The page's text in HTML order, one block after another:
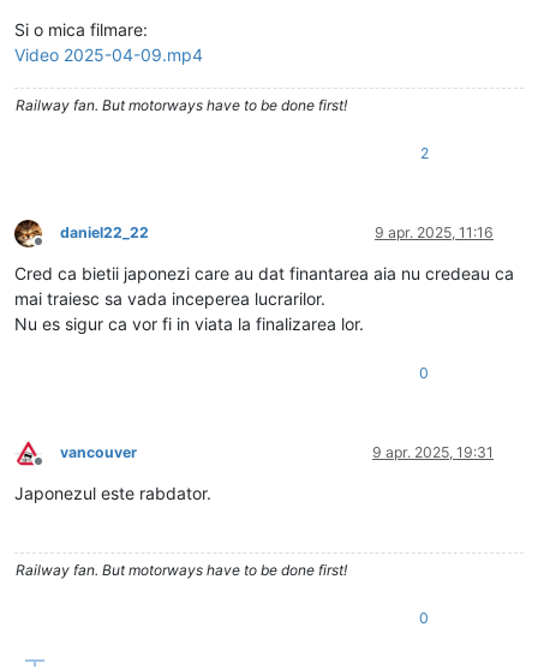
Si o mica filmare:
Video 2025-04-09.mp4
Railway fan. But motorways have to be done first!
2
Deconectat
daniel22_22 9 apr. 2025, 11:16
Cred ca bietii japonezi care au dat finantarea aia nu credeau ca
mai traiesc sa vada inceperea lucrarilor.
Nu es sigur ca vor fi in viata la finalizarea lor.
0
Deconectat
vancouver 9 apr. 2025, 19:31
Japonezul este rabdator.
Railway fan. But motorways have to be done first!
0